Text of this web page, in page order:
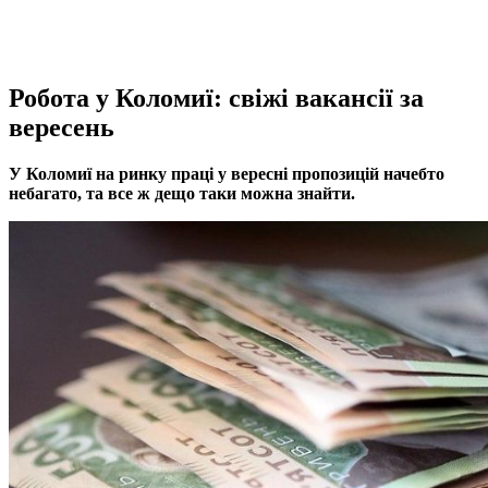
Робота у Коломиї: свіжі вакансії за
вересень
У Коломиї на ринку праці у вересні пропозицій начебто
небагато, та все ж дещо таки можна знайти.